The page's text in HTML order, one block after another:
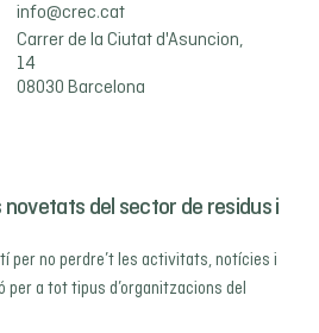
info@crec.cat
Carrer de la Ciutat d'Asuncion,
14
08030 Barcelona
novetats del sector de residus i
per no perdre’t les activitats, notícies i
per a tot tipus d’organitzacions del